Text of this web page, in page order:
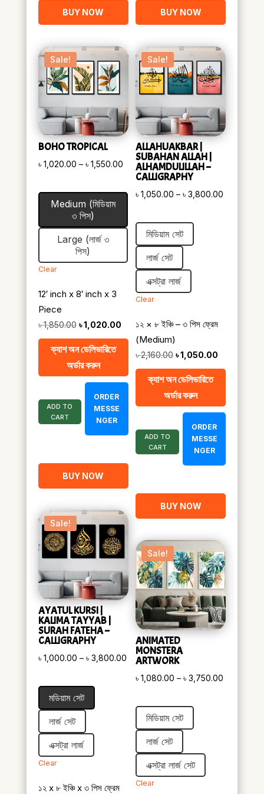
BUY NOW BUY NOW
Sale!
BOHO TROPICAL
৳ 1,020.00 – ৳ 1,550.00Price
range:
৳ 1,020.00
৳ 1,550.00
Medium (মিডিয়াম
৩ পিস)
Large (লার্জ ৩
পিস)
Clear
12′ inch x 8′ inch x 3
Piece
৳1,850.00 Original
price
was:
৳ 1,850.00.
৳1,020.00Current
price
৳ 1,020.00.
ক্যাশ অন ডেলিভারিতে
অর্ডার করুন
ADD TO
CART
ORDER
MESSE
NGER
BUY NOW
Sale!
ALLAHUAKBAR |
SUBAHAN ALLAH |
ALHAMDULILLAH –
CALLIGRAPHY
৳1,050.00 – ৳3,800.00
মিডিয়াম সেট
লার্জ সেট
এক্সট্রা লার্জ
Clear
১২ × ৮ ইঞ্চি – ৩ পিস ফ্রেম
(Medium)
৳2,160.00 Original
price
was:
৳ 2,160.00.
৳1,050.00
price
ক্যাশ অন ডেলিভারিতে
অর্ডার করুন
ADD TO
CART
ORDER
MESSE
NGER
BUY NOW
Sale!
AYATUL KURSI |
KALIMA TAYYAB |
SURAH FATEHA –
CALLIGRAPHY
৳ 1,000.00 – ৳ 3,800.00Price
range:
৳ 3,800.00
মডিয়াম সেট
লার্জ সেট
এক্সট্রা লার্জ
Clear
১২ x ৮ ইঞ্চি x ৩ পিস ফ্রেম
Sale!
ANIMATED
MONSTERA
ARTWORK
৳1,080.00 – ৳3,750.00
মিডিয়াম সেট
লার্জ সেট
এক্সট্রা লার্জ সেট
Clear